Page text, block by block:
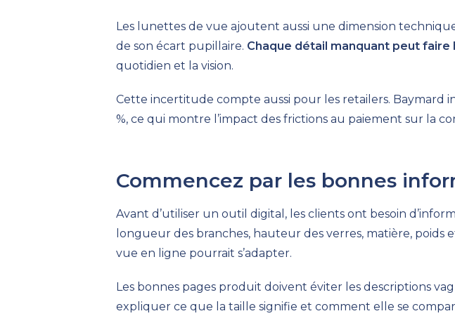
Les lunettes de vue ajoutent aussi une dimension
de son écart pupillaire. Chaque détail manquant peut faire
quotidien et la vision.
Cette incertitude compte aussi pour les retailers. Baymard
%, ce qui montre l’impact des frictions au paiement sur la
Commencez par les bonnes
Avant d’utiliser un outil digital, les clients ont besoin
longueur des branches, hauteur des verres, matière,
vue en ligne pourrait s’adapter.
Les bonnes pages produit doivent éviter les descriptions
expliquer ce que la taille signifie et comment elle se